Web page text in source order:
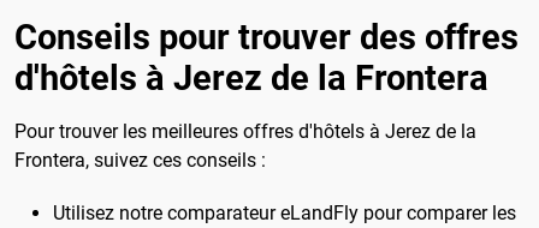
Conseils pour trouver des offres
d'hôtels à Jerez de la Frontera
Pour trouver les meilleures offres d'hôtels à Jerez de la
Frontera, suivez ces conseils :
Utilisez notre comparateur eLandFly pour comparer les